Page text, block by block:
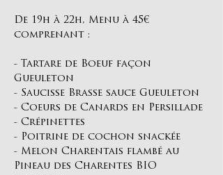
De 19h à 22h, Menu à 45€
comprenant :
- Tartare de Boeuf façon
Gueuleton
- Saucisse Brasse sauce Gueuleton
- Coeurs de Canards en Persillade
- Crépinettes
- Poitrine de cochon snackée
- Melon Charentais flambé au
Pineau des Charentes BIO